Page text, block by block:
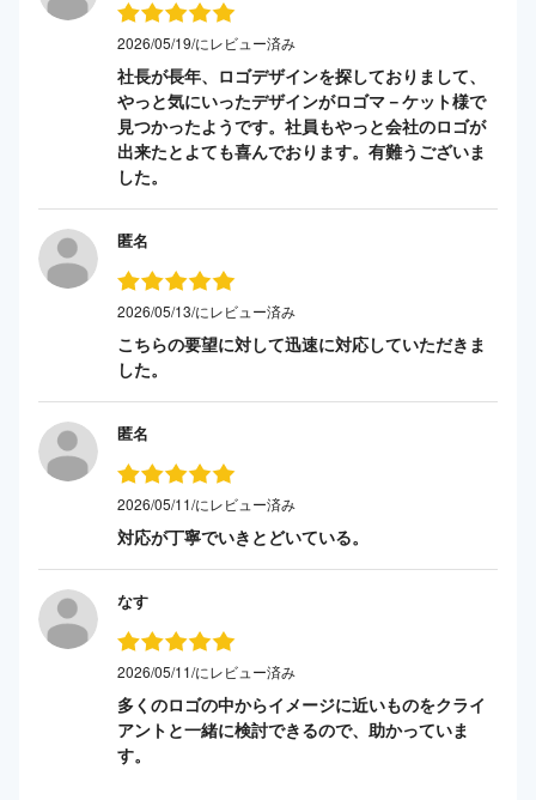
2026/05/19/にレビュー済み
社長が長年、ロゴデザインを探しておりまして、
やっと気にいったデザインがロゴマ－ケット様で
見つかったようです。社員もやっと会社のロゴが
出来たとよても喜んでおります。有難うございま
した。
匿名
2026/05/13/にレビュー済み
こちらの要望に対して迅速に対応していただきま
した。
匿名
2026/05/11/にレビュー済み
対応が丁寧でいきとどいている。
なす
2026/05/11/にレビュー済み
多くのロゴの中からイメージに近いものをクライ
アントと一緒に検討できるので、助かっていま
す。